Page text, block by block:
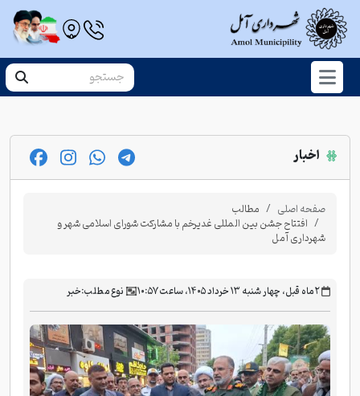
اخبار
صفحه اصلی مطالب
افتتاح جشن بین المللی غدیرخم با مشارکت شورای اسلامی شهر و
شهرداری آمل
‫۲ ماه قبل، چهار شنبه ۱۳ خرداد ۱۴۰۵، ساعت ۱۰:۵۷ نوع مطلب:خبر